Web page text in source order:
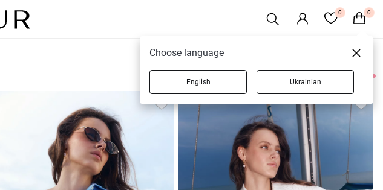
0 0
6 товарів
Choose language
English Ukrainian